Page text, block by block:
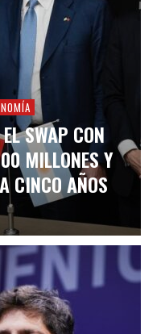
SWAP CON
MILLONES Y
CINCO AÑOS